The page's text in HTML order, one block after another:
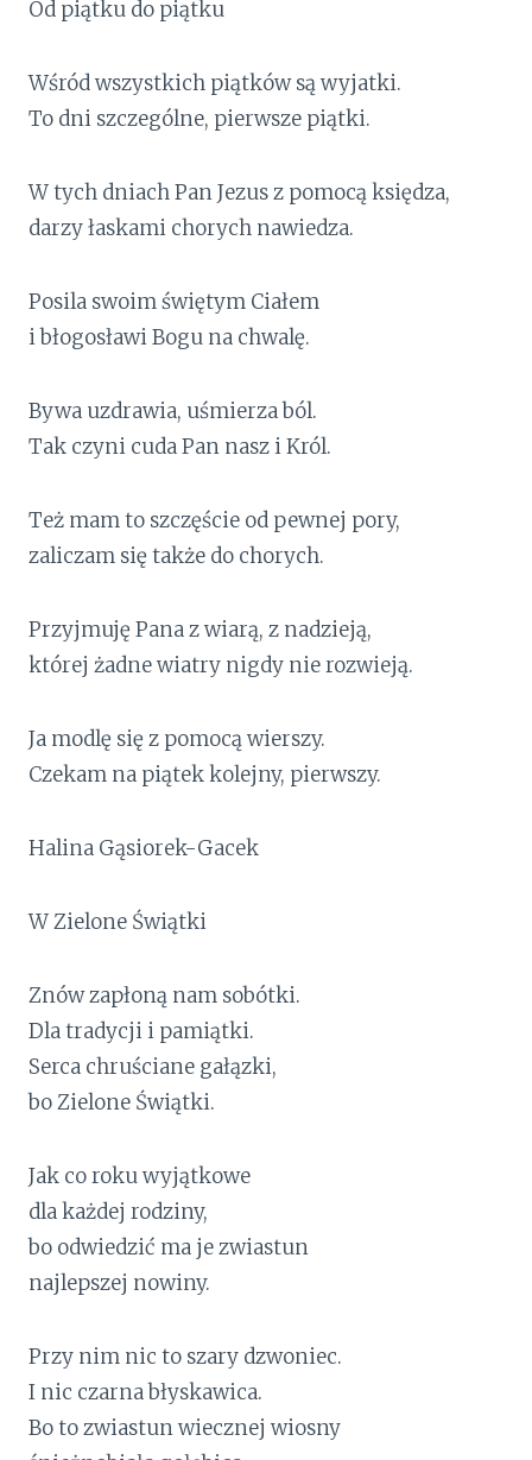
Od piątku do piątku
Wśród wszystkich piątków są wyjatki.
To dni szczególne, pierwsze piątki.
W tych dniach Pan Jezus z pomocą księdza,
darzy łaskami chorych nawiedza.
Posila swoim świętym Ciałem
i błogosławi Bogu na chwalę.
Bywa uzdrawia, uśmierza ból.
Tak czyni cuda Pan nasz i Król.
Też mam to szczęście od pewnej pory,
zaliczam się także do chorych.
Przyjmuję Pana z wiarą, z nadzieją,
której żadne wiatry nigdy nie rozwieją.
Ja modlę się z pomocą wierszy.
Czekam na piątek kolejny, pierwszy.
Halina Gąsiorek-Gacek
W Zielone Świątki
Znów zapłoną nam sobótki.
Dla tradycji i pamiątki.
Serca chruściane gałązki,
bo Zielone Świątki.
Jak co roku wyjątkowe
dla każdej rodziny,
bo odwiedzić ma je zwiastun
najlepszej nowiny.
Przy nim nic to szary dzwoniec.
I nic czarna błyskawica.
Bo to zwiastun wiecznej wiosny